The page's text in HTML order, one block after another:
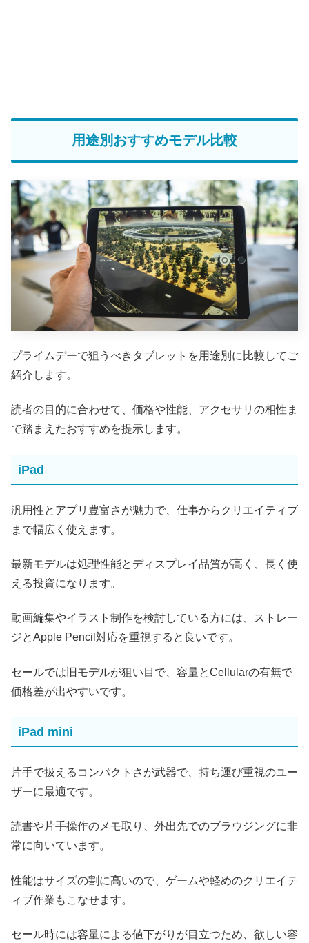
用途別おすすめモデル比較
プライムデーで狙うべきタブレットを用途別に比較してご
紹介します。
読者の目的に合わせて、価格や性能、アクセサリの相性ま
で踏まえたおすすめを提示します。
iPad
汎用性とアプリ豊富さが魅力で、仕事からクリエイティブ
まで幅広く使えます。
最新モデルは処理性能とディスプレイ品質が高く、長く使
える投資になります。
動画編集やイラスト制作を検討している方には、ストレー
ジとApple Pencil対応を重視すると良いです。
セールでは旧モデルが狙い目で、容量とCellularの有無で
価格差が出やすいです。
iPad mini
片手で扱えるコンパクトさが武器で、持ち運び重視のユー
ザーに最適です。
読書や片手操作のメモ取り、外出先でのブラウジングに非
常に向いています。
性能はサイズの割に高いので、ゲームや軽めのクリエイテ
ィブ作業もこなせます。
セール時には容量による値下がりが目立つため、欲しい容